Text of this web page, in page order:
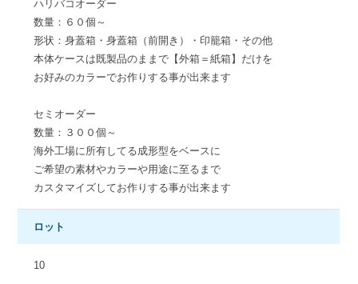
ハリバコオーダー
数量：６０個～
形状：身蓋箱・身蓋箱（前開き）・印籠箱・その他
本体ケースは既製品のままで【外箱＝紙箱】だけを
お好みのカラーでお作りする事が出来ます
セミオーダー
数量：３００個～
海外工場に所有してる成形型をベースに
ご希望の素材やカラーや用途に至るまで
カスタマイズしてお作りする事が出来ます
ロット
10